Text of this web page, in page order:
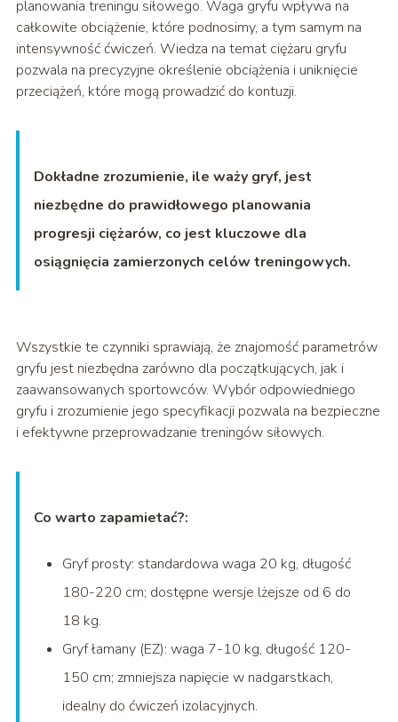
planowania treningu siłowego. Waga gryfu wpływa na
całkowite obciążenie, które podnosimy, a tym samym na
intensywność ćwiczeń. Wiedza na temat ciężaru gryfu
pozwala na precyzyjne określenie obciążenia i uniknięcie
przeciążeń, które mogą prowadzić do kontuzji.
Dokładne zrozumienie, ile waży gryf, jest
niezbędne do prawidłowego planowania
progresji ciężarów, co jest kluczowe dla
osiągnięcia zamierzonych celów treningowych.
Wszystkie te czynniki sprawiają, że znajomość parametrów
gryfu jest niezbędna zarówno dla początkujących, jak i
zaawansowanych sportowców. Wybór odpowiedniego
gryfu i zrozumienie jego specyfikacji pozwala na bezpieczne
i efektywne przeprowadzanie treningów siłowych.
Co warto zapamietać?:
Gryf prosty: standardowa waga 20 kg, długość
180-220 cm; dostępne wersje lżejsze od 6 do
18 kg.
Gryf łamany (EZ): waga 7-10 kg, długość 120-
150 cm; zmniejsza napięcie w nadgarstkach,
idealny do ćwiczeń izolacyjnych.